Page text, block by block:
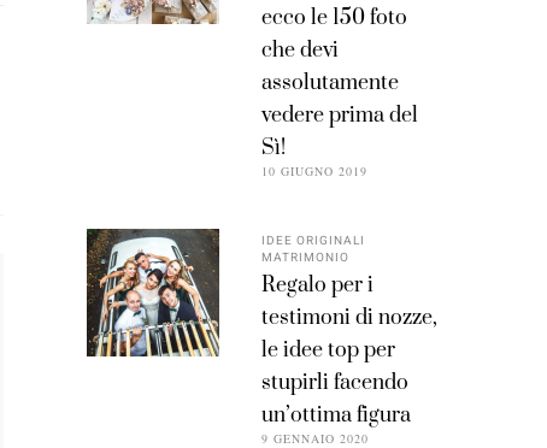
ecco le 150 foto
che devi
assolutamente
vedere prima del
Sì!
10 GIUGNO 2019
IDEE ORIGINALI
MATRIMONIO
Regalo per i
testimoni di nozze,
le idee top per
stupirli facendo
un’ottima figura
9 GENNAIO 2020